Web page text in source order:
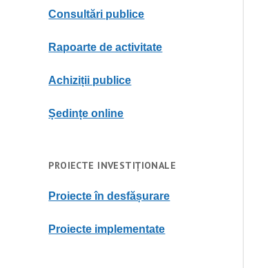
Consultări publice
Rapoarte de activitate
Achiziții publice
Ședințe online
PROIECTE INVESTIȚIONALE
Proiecte în desfășurare
Proiecte implementate